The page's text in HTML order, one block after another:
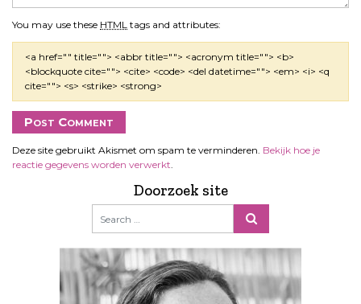
You may use these HTML tags and attributes:
<a href="" title=""> <abbr title=""> <acronym title=""> <b>
<blockquote cite=""> <cite> <code> <del datetime=""> <em> <i> <q
cite=""> <s> <strike> <strong>
Deze site gebruikt Akismet om spam te verminderen. Bekijk hoe je
reactie gegevens worden verwerkt.
Doorzoek site